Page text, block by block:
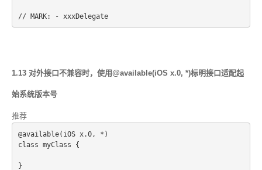
// MARK: - xxxDelegate
1.13 对外接口不兼容时，使用@available(iOS x.0, *)标明接口适配起
始系统版本号
推荐
@available(iOS x.0, *)
class myClass {
}